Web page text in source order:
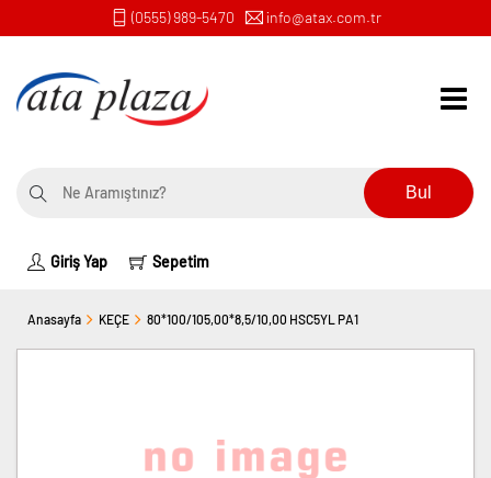
(0555) 989-5470 info@atax.com.tr
Bul
Giriş Yap Sepetim
Anasayfa KEÇE 80*100/105,00*8,5/10,00 HSC5YL PA1